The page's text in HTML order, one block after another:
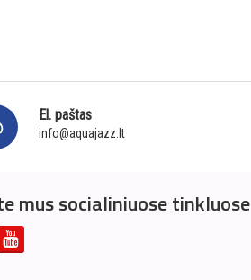
El. paštas
info@aquajazz.lt
mus socialiniuose tinkluose